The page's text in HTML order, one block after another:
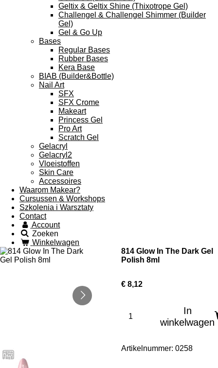
Geltix & Geltix Shine (Thixotrope Gel)
Challengel & Challengel Shimmer (Builder
Gel)
Gel & Go Up
Bases
Regular Bases
Rubber Bases
Kera Base
BIAB (Builder&Bottle)
Nail Art
SFX
SFX Crome
Makeart
Princess Gel
Pro Art
Scratch Gel
Gelacryl
Gelacryl2
Vloeistoffen
Skin Care
Accessoires
Waarom Makear?
Cursussen & Workshops
Szkolenia i Warsztaty
Contact
Account
Zoeken
Winkelwagen
814 Glow In The Dark Gel
Polish 8ml
€ 8,12
In
winkelwagen
Artikelnummer: 0258